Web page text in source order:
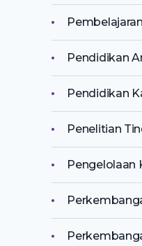
Pendidikan
Pendidikan
Penelitian
Pengelolaan